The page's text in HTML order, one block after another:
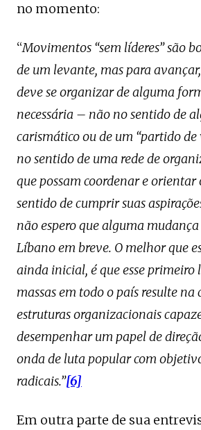
no momento:
“Movimentos “sem líderes” são
de um levante, mas para
deve se organizar de alguma
necessária – não no sentido de
carismático ou de um “partido de
no sentido de uma rede de
que possam coordenar e
sentido de cumprir suas
não espero que alguma
Líbano em breve. O melhor que
ainda inicial, é que esse primeiro
massas em todo o país resulte na
estruturas organizacionais
desempenhar um papel de
onda de luta popular com
radicais.”[6]
Em outra parte de sua